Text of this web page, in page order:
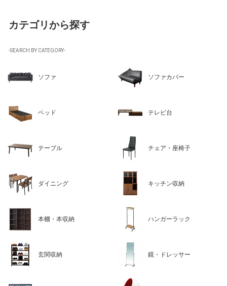
カテゴリから探す
-SEARCH BY CATEGORY-
ソファ ソファカバー
ベッド テレビ台
テーブル チェア・座椅子
ダイニング キッチン収納
本棚・本収納 ハンガーラック
玄関収納 鏡・ドレッサー